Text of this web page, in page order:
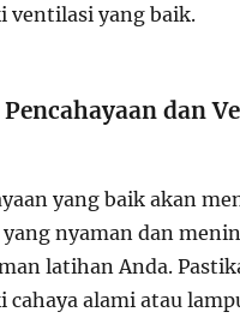
ventilasi yang baik.
dan
yang baik akan
yang nyaman dan
latihan Anda.
cahaya alami atau